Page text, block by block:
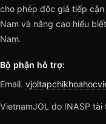
cho phép độc giả tiếp
Nam và nâng cao hiểu
Nam.
Bộ phận hỗ trợ:
Email.
VietnamJOL do INASP tài